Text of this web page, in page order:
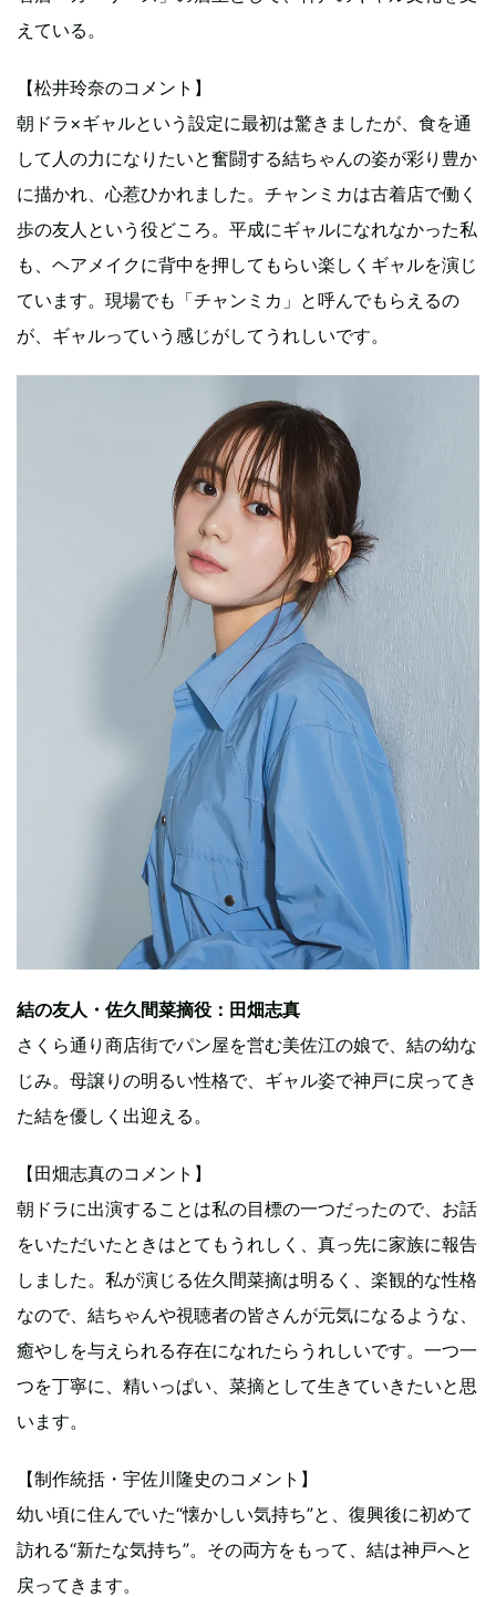
えている。
【松井玲奈のコメント】
朝ドラ×ギャルという設定に最初は驚きましたが、食を通
して人の力になりたいと奮闘する結ちゃんの姿が彩り豊か
に描かれ、心惹ひかれました。チャンミカは古着店で働く
歩の友人という役どころ。平成にギャルになれなかった私
も、ヘアメイクに背中を押してもらい楽しくギャルを演じ
ています。現場でも「チャンミカ」と呼んでもらえるの
が、ギャルっていう感じがしてうれしいです。
結の友人・佐久間菜摘役：田畑志真
さくら通り商店街でパン屋を営む美佐江の娘で、結の幼な
じみ。母譲りの明るい性格で、ギャル姿で神戸に戻ってき
た結を優しく出迎える。
【田畑志真のコメント】
朝ドラに出演することは私の目標の一つだったので、お話
をいただいたときはとてもうれしく、真っ先に家族に報告
しました。私が演じる佐久間菜摘は明るく、楽観的な性格
なので、結ちゃんや視聴者の皆さんが元気になるような、
癒やしを与えられる存在になれたらうれしいです。一つ一
つを丁寧に、精いっぱい、菜摘として生きていきたいと思
います。
【制作統括・宇佐川隆史のコメント】
幼い頃に住んでいた“懐かしい気持ち”と、復興後に初めて
訪れる“新たな気持ち”。その両方をもって、結は神戸へと
戻ってきます。